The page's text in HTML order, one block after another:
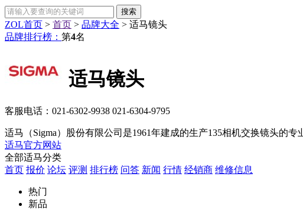
ZOL首页 > 首页 > 品牌大全 > 适马镜头
品牌排行榜： 第4名
适马镜头
客服电话： 021-6302-9938 021-6304-9795
适马（Sigma）股份有限公司是1961年建成的生产135相机交换镜头的
适马官方网站
全部适马分类
首页 报价 论坛 评测 排行榜 问答 新闻 行情 经销商 维修信息
热门
新品